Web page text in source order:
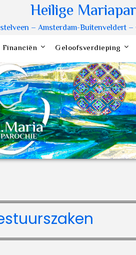
Heilige
– Amsterdam-Buitenveldert
Financiën Geloofsverdieping